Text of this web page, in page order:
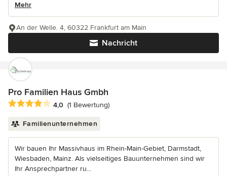
Mehr
Nachricht
An der Welle. 4, 60322 Frankfurt am Main
Pro Familien Haus Gmbh
Durchschnittliche Bewertung: 4 von 5 Sternen
4,0 (1 Bewertung)
Familienunternehmen
Wir bauen Ihr Massivhaus im Rhein-Main-Gebiet, Darmstadt,
Wiesbaden, Mainz. Als vielseitiges Bauunternehmen sind wir
Ihr Ansprechpartner ru...